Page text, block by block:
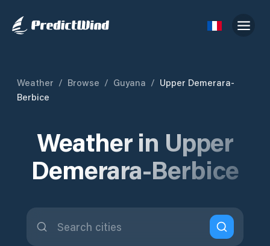
Weather / Browse / Guyana / Upper Demerara-
Berbice
Weather in Upper
Demerara-Berbice